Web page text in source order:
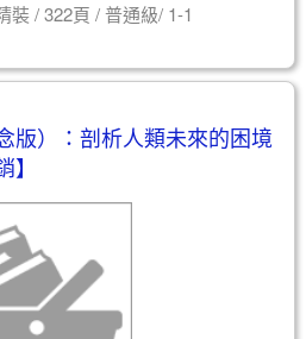
/ 322頁 / 普通級/ 1-1
版）：剖析人類未來的困境